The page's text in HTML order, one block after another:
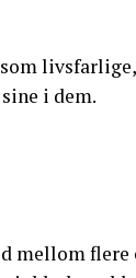
i dem.
mellom